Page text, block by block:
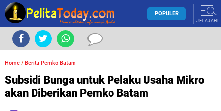
POPULER
JELAJAHI
Home / Berita Pemko Batam
Subsidi Bunga untuk Pelaku Usaha Mikro
akan Diberikan Pemko Batam